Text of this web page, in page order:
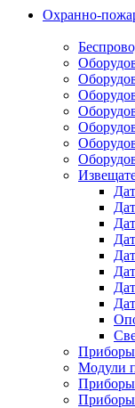
Охранно-
Приборы
Модули
Приборы
Приборы